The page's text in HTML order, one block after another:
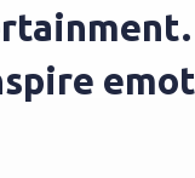
inspire